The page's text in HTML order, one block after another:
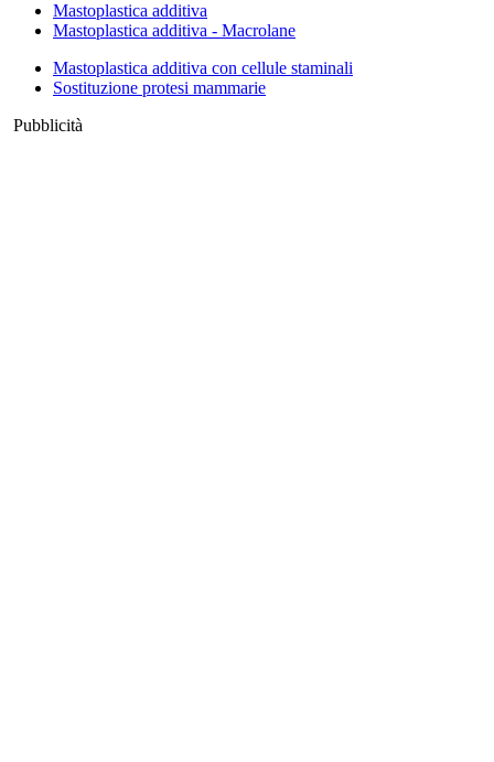
Mastoplastica additiva
Mastoplastica additiva - Macrolane
Mastoplastica additiva con cellule staminali
Sostituzione protesi mammarie
Pubblicità